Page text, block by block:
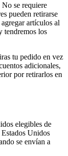
No se requiere
pueden retirarse
artículos al
tendremos los
tu pedido en vez
adicionales,
por retirarlos en
elegibles de
Unidos
se envían a